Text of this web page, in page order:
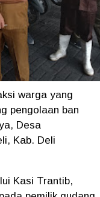
warga yang
pengolaan ban
Desa
Kab. Deli
Kasi Trantib,